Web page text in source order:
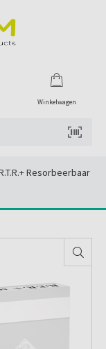
Winkelwagen
Resorbeerbaar